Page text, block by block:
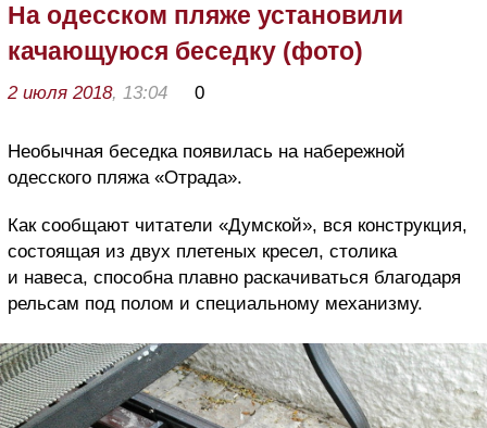
На одесском пляже установили
качающуюся беседку (фото)
2 июля 2018, 13:04 0
Необычная беседка появилась на набережной
одесского пляжа «Отрада».
Как сообщают читатели «Думской», вся конструкция,
состоящая из двух плетеных кресел, столика
и навеса, способна плавно раскачиваться благодаря
рельсам под полом и специальному механизму.